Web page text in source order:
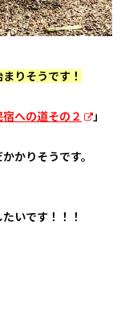
りそうです！
への道その２
」
かりそうです。
いです！！！